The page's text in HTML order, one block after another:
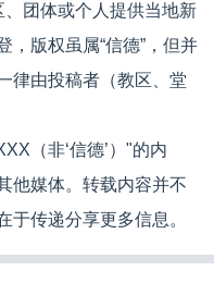
团体或个人提供当地新
，版权虽属“信德”，但并
律由投稿者（教区、堂
（非‘信德’）"的内
他媒体。转载内容并不
于传递分享更多信息。